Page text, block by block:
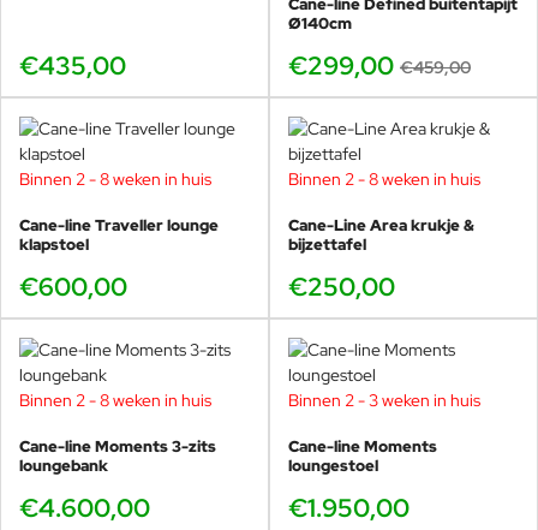
waarde toevoegen aan uw leven en uw leven comfortabeler
met onze externe ontwerpers.
€435,00
Cane-line Defined buitentapijt
Ø140cm
€299,00 €459,00
Binnen 2 - 8 weken in huis
Cane-line Traveller lounge
klapstoel
€600,00
Binnen 2 - 8 weken in huis
Cane-Line Area krukje &
bijzettafel
€250,00
Binnen 2 - 8 weken in huis
Cane-line Moments 3-zits
loungebank
€4.600,00
Binnen 2 - 3 weken in huis
Cane-line Moments
loungestoel
€1.950,00